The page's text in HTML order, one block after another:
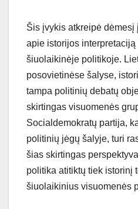
Šis įvykis atkreipė
apie istorijos
šiuolaikinėje politikoje.
posovietinėse šalyse,
tampa politinių debatų
skirtingas visuomenės
Socialdemokratų partija,
politinių jėgų šalyje, turi
šias skirtingas
politika atitiktų tiek istorinį
šiuolaikinius visuomenės